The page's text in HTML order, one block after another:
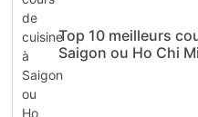
Top 10 meilleurs
Saigon ou Ho Chi